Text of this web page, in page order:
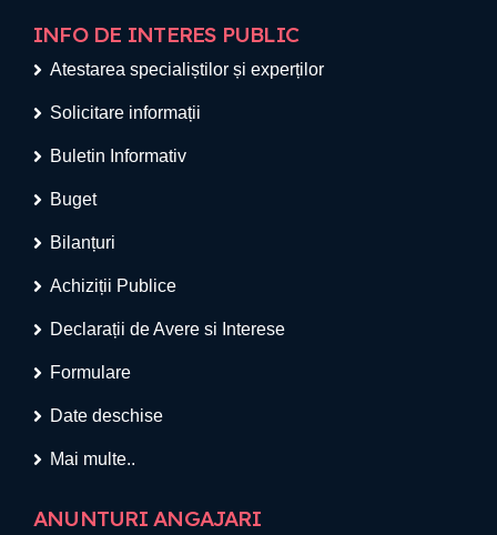
INFO DE INTERES PUBLIC
Atestarea specialiștilor și experților
Solicitare informații
Buletin Informativ
Buget
Bilanțuri
Achiziții Publice
Declarații de Avere si Interese
Formulare
Date deschise
Mai multe..
ANUNTURI ANGAJARI